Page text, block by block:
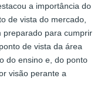
a importância do
de vista do mercado,
preparado para cumprir
de vista da área
do ensino e, do ponto
visão perante a